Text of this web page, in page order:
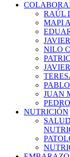
RAÚL
MAPI
NILO
JUAN
NUTRICIÓN